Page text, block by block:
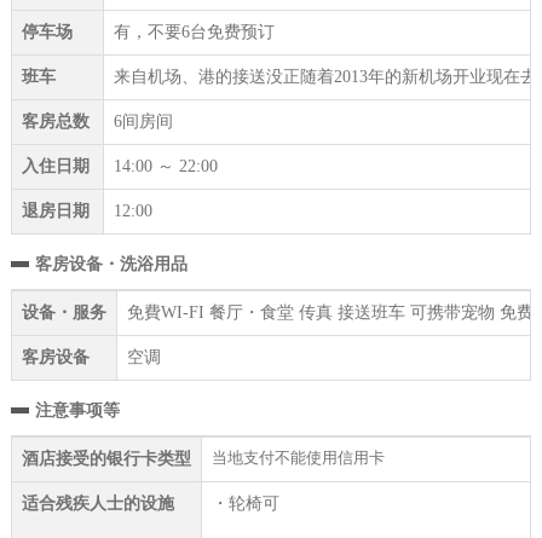
停车场 有，不要6台免费预订
班车 来自机场、港的接送没正随着2013年的新机场开业现在
客房总数 6间房间
入住日期 14:00 ～ 22:00
退房日期 12:00
客房设备・洗浴用品
设备・服务 免費WI-FI 餐厅・食堂 传真 接送班车 可携带宠物 免费
客房设备 空调
注意事项等
酒店接受的银行卡类型 当地支付不能使用信用卡
适合残疾人士的设施 ・轮椅可